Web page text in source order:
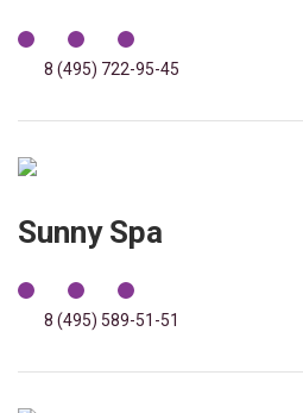
8 (495) 722-95-45
Sunny Spa
8 (495) 589-51-51